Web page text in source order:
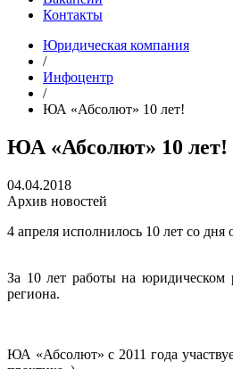
Контакты
Юридическая компания
/
Инфоцентр
/
ЮА «Абсолют» 10 лет!
ЮА «Абсолют» 10 лет!
04.04.2018
Архив новостей
4 апреля исполнилось 10 лет со
За 10 лет работы на
региона.
ЮА «Абсолют» с 2011 года